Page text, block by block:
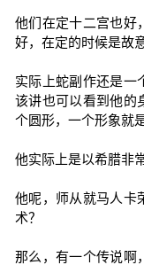
他们在定十二宫也好
好，在定的时候是故
实际上蛇副作还是一
该讲也可以看到他的
个圆形，一个形象就
他实际上是以希腊非
他呢，师从就马人卡
术？
那么，有一个传说啊